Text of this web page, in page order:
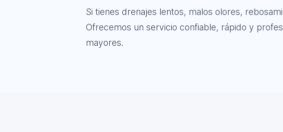
Si tienes drenajes lentos, malos olores,
Ofrecemos un servicio confiable, rápido y
mayores.